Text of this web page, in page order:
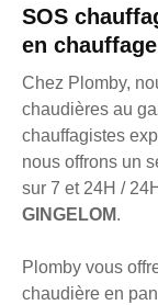
SOS
en
Chez Plomby,
chaudières au
chauffagistes
nous offrons un
sur 7 et 24H /
GINGELOM.
Plomby vous
chaudière en